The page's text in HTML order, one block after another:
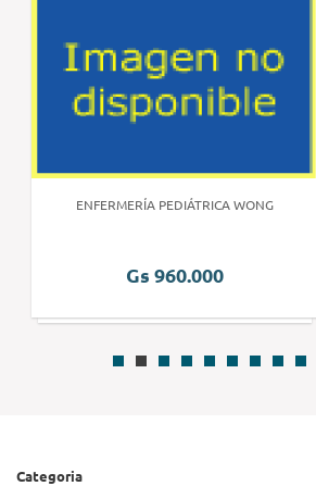
ENFERMERÍA PEDIÁTRICA WONG
Gs 960.000
Categoria